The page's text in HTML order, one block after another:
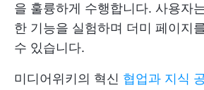
을 훌륭하게 수행합니다. 사용자
한 기능을 실험하며 더미 페이지
수 있습니다.
미디어위키의 혁신 협업과 지식